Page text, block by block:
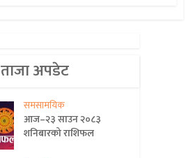
ताजा अपडेट
समसामयिक
आज–२३ साउन २०८३
शनिबारको राशिफल